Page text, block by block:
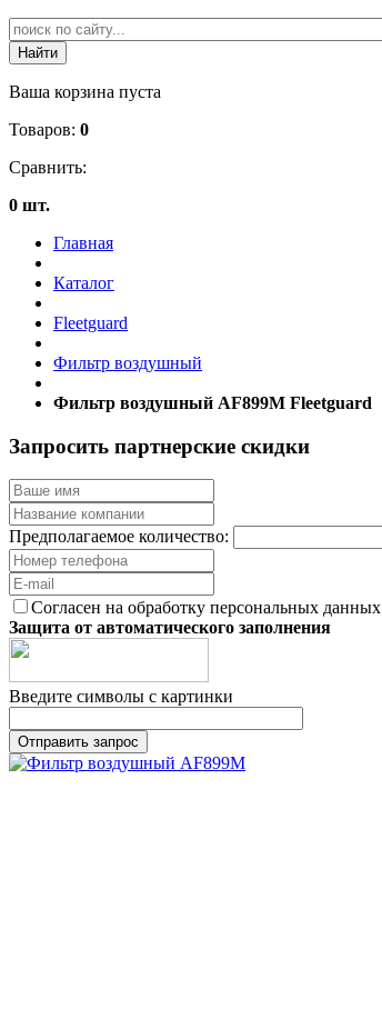
Ваша корзина пуста
Товаров: 0
Сравнить:
0 шт.
Главная
Каталог
Fleetguard
Фильтр воздушный
Фильтр воздушный AF899M Fleetguard
Запросить партнерские скидки
Предполагаемое количество:
Согласен на обработку персональных данных
Защита от автоматического заполнения
Введите символы с картинки